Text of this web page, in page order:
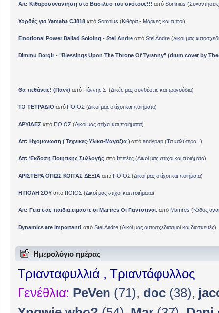
Απ: Κιθαροσυναντηση στο Βασιλειο του σκότους!!! από Somnius (Συναντήσεις
Χορδές για Yamaha CJ818από Somnius (Κιθάρα - Μάρκες και τύποι)
Emotional Power Ballad Soloing - Stel Andreαπό Stel Andre(Δικοί μας
Dimmu Borgir - "Blessings Upon The Throne Of Tyranny" (drum cover by
Θα πεθάνεις! (Πανκ) από Γιάννης Σ. (Δικές μας συνθέσεις και τραγούδια)
ΤΟ ΤΕΤΡΑΔΙΟ από ΠΟΙΟΣ (Δικοί μας στίχοι και ποιήματα)
ΔΡΥΙΔΕΣ από ΠΟΙΟΣ (Δικοί μας στίχοι και ποιήματα)
Απ: Ηχομονωση ( Τεχνικες-Υλικα-Μαγαζια ) από andypap(Τα καλύτερα... )
Απ: Έκδοση Ποιητικής Συλλογής από Ιππέας(Δικοί μας στίχοι και ποιήματα)
ΑΡΙΣΤΕΡΑ ΟΠΩΣ ΚΟΙΤΑΣ ΔΕΞΙΑαπό ΠΟΙΟΣ (Δικοί μας στίχοι και ποιήματα)
Η ΠΟΛΗ ΣΟΥαπό ΠΟΙΟΣ (Δικοί μας στίχοι και ποιήματα)
Απ: Γεια σας παιδια,ειμαστε οι Mamres Οι Παντοτινοι.από Mamres (Κάδος
Dynamics are important! από Stel Andre(Δικοί μας αυτοσχεδιασμοί και διασκευές)
Ημερολόγιο ημέρας
Τριανταφυλλιά , Τριαντάφυλλος
Γενέθλια: PeVen (71), doc (38),